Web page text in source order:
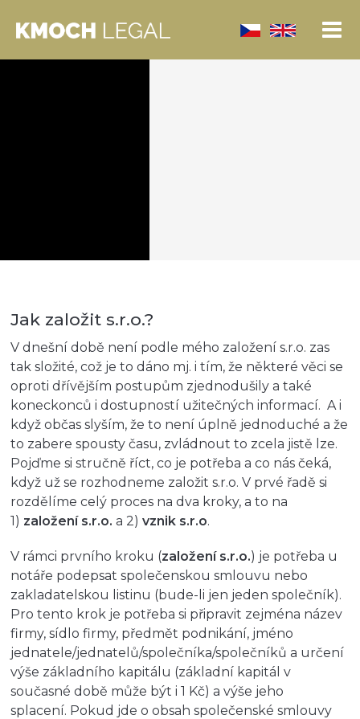
Jak založit s.r.o.?
V dnešní době není podle mého založení s.r.o. zas
tak složité, což je to dáno mj. i tím, že některé věci se
oproti dřívějším postupům zjednodušily a také
koneckonců i dostupností užitečných informací. A i
když občas slyším, že to není úplně jednoduché a že
to zabere spousty času, zvládnout to zcela jistě lze.
Pojďme si stručně říct, co je potřeba a co nás čeká,
když už se rozhodneme založit s.r.o. V prvé řadě si
rozdělíme celý proces na dva kroky, a to na
1) založení s.r.o. a 2)vznik s.r.o.
V rámci prvního kroku (založení s.r.o.) je potřeba u
notáře podepsat společenskou smlouvu nebo
zakladatelskou listinu (bude-li jen jeden společník).
Pro tento krok je potřeba si připravit zejména název
firmy, sídlo firmy, předmět podnikání, jméno
jednatele/jednatelů/společníka/společníků a určení
výše základního kapitálu (základní kapitál v
současné době může být i 1 Kč) a výše jeho
splacení. Pokud jde o obsah společenské smlouvy